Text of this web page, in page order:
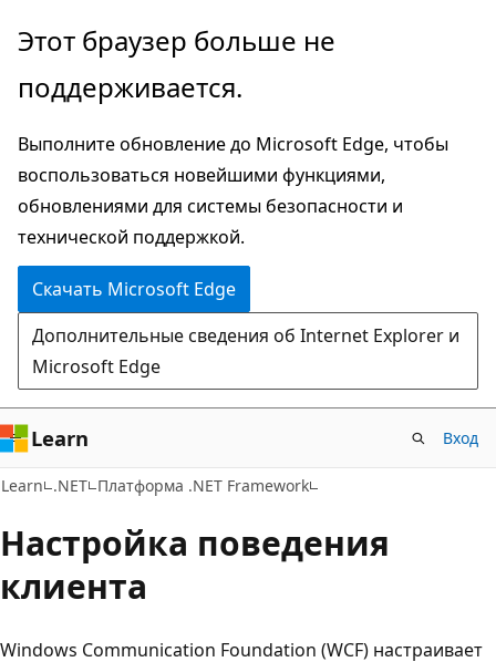
Пропустить
перейти
основному
содержимому
Этот браузер больше не
поддерживается.
Выполните обновление до Microsoft Edge, чтобы
воспользоваться новейшими функциями,
обновлениями для системы безопасности и
технической поддержкой.
Скачать Microsoft Edge
Дополнительные сведения об Internet Explorer и
Microsoft Edge
Learn Вход
Learn .NET Платформа .NET Framework
Настройка поведения
клиента
Windows Communication Foundation (WCF) настраивает